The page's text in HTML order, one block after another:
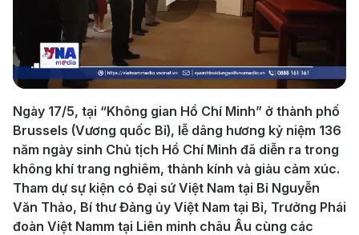
Play
Video
Ngày 17/5, tại “Không gian Hồ Chí Minh” ở thành phố
Brussels (Vương quốc Bỉ), lễ dâng hương kỷ niệm 136
năm ngày sinh Chủ tịch Hồ Chí Minh đã diễn ra trong
không khí trang nghiêm, thành kính và giàu cảm xúc.
Tham dự sự kiện có Đại sứ Việt Nam tại Bỉ Nguyễn
Văn Thảo, Bí thư Đảng ủy Việt Nam tại Bỉ, Trưởng Phái
đoàn Việt Namm tại Liên minh châu Âu cùng các